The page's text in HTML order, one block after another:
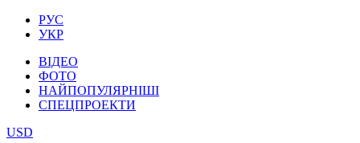
РУС
УКР
ВІДЕО
ФОТО
НАЙПОПУЛЯРНІШІ
СПЕЦПРОЕКТИ
USD